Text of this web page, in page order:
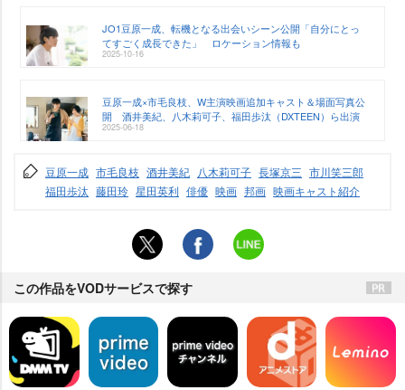
JO1豆原一成、転機となる出会いシーン公開「自分にとっ
てすごく成長できた」 ロケーション情報も
2025-10-16
豆原一成×市毛良枝、W主演映画追加キャスト＆場面写真公
開 酒井美紀、八木莉可子、福田歩汰（DXTEEN）ら出演
2025-06-18
豆原一成 市毛良枝 酒井美紀 八木莉可子 長塚京三 市川笑三郎
福田歩汰 藤田玲 星田英利 俳優 映画 邦画 映画キャスト紹介
この作品をVODサービスで探す